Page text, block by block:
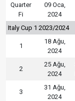
Quarter
Fi
09 Oca,
2024
Italy Cup 1 2023/2024
1
18 Ağu,
2024
2
25 Ağu,
2024
3
31 Ağu,
2024